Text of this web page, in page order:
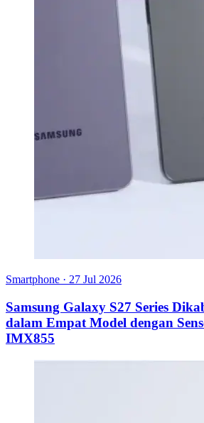
Smartphone · 27 Jul 2026
Samsung Galaxy S27 Series
dalam Empat Model dengan
IMX855